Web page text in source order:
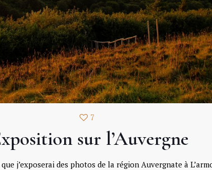
7
sur l’Auvergne
j’exposerai des photos de la région Auvergnate à